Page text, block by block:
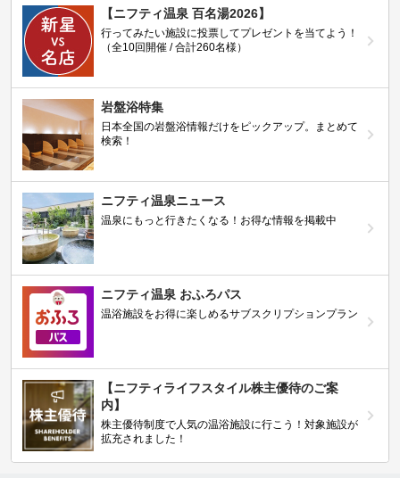
【ニフティ温泉 百名湯2026】
行ってみたい施設に投票してプレゼントを当てよう！
（全10回開催 / 合計260名様）
岩盤浴特集
日本全国の岩盤浴情報だけをピックアップ。まとめて
検索！
ニフティ温泉ニュース
温泉にもっと行きたくなる！お得な情報を掲載中
ニフティ温泉 おふろパス
温浴施設をお得に楽しめるサブスクリプションプラン
【ニフティライフスタイル株主優待のご案
内】
株主優待制度で人気の温浴施設に行こう！対象施設が
拡充されました！